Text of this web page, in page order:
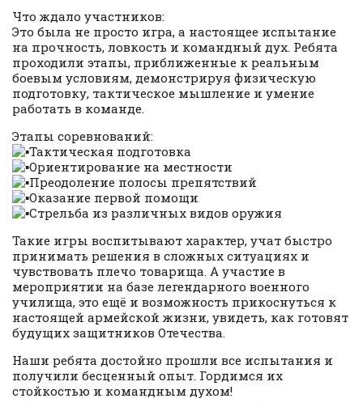
Что ждало участников:
Это была не просто игра, а настоящее испытание
на прочность, ловкость и командный дух. Ребята
проходили этапы, приближенные к реальным
боевым условиям, демонстрируя физическую
подготовку, тактическое мышление и умение
работать в команде.
Этапы соревнований:
Тактическая подготовка
Ориентирование на местности
Преодоление полосы препятствий
Оказание первой помощи
Стрельба из различных видов оружия
Такие игры воспитывают характер, учат быстро
принимать решения в сложных ситуациях и
чувствовать плечо товарища. А участие в
мероприятии на базе легендарного военного
училища, это ещё и возможность прикоснуться к
настоящей армейской жизни, увидеть, как готовят
будущих защитников Отечества.
Наши ребята достойно прошли все испытания и
получили бесценный опыт. Гордимся их
стойкостью и командным духом!